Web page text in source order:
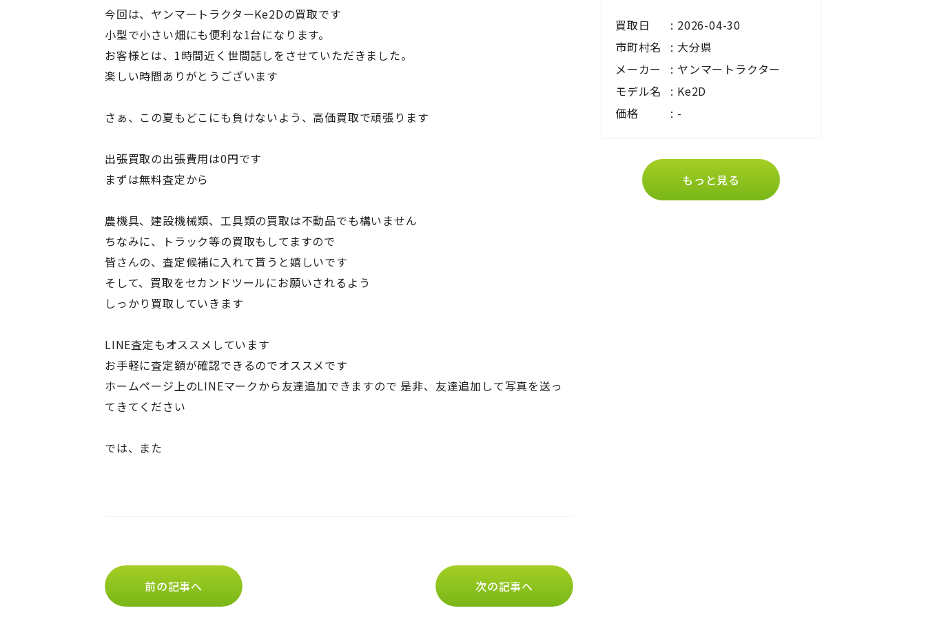
今回は、ヤンマートラクターKe2Dの買取です
小型で小さい畑にも便利な1台になります。
お客様とは、1時間近く世間話しをさせていただきました。
楽しい時間ありがとうございます
さぁ、この夏もどこにも負けないよう、高価買取で頑張ります
出張買取の出張費用は0円です
まずは無料査定から
農機具、建設機械類、工具類の買取は不動品でも構いません
ちなみに、トラック等の買取もしてますので
皆さんの、査定候補に入れて貰うと嬉しいです
そして、買取をセカンドツールにお願いされるよう
しっかり買取していきます
LINE査定もオススメしています
お手軽に査定額が確認できるのでオススメです
ホームページ上のLINEマークから友達追加できますので 是非、友達追加して写真を送っ
てきてください
では、また
前の記事へ 次の記事へ
買取日
2026-04-30
市町村名
大分県
メーカー
ヤンマートラクター
モデル名
Ke2D
価格
-
もっと見る